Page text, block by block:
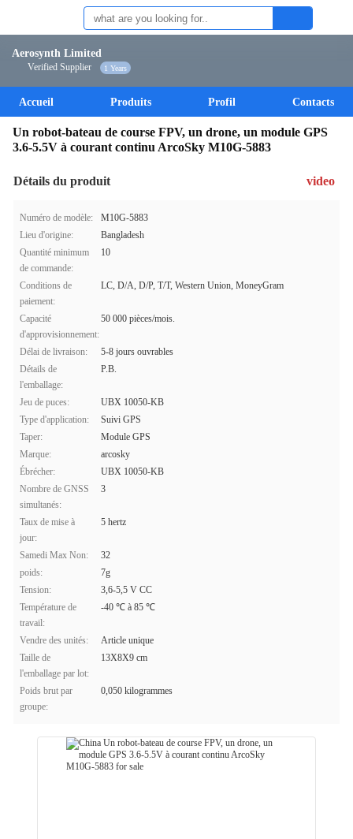
Aerosynth Limited
Verified Supplier 1 Years
Accueil Produits Profil Contacts
Un robot-bateau de course FPV, un drone, un module GPS
3.6-5.5V à courant continu ArcoSky M10G-5883
Détails du produit video
Numéro de modèle:
M10G-5883
Lieu d'origine:
Bangladesh
Quantité minimum
de commande:
10
Conditions de
paiement:
LC, D/A, D/P, T/T, Western Union, MoneyGram
Capacité
d'approvisionnement:
50 000 pièces/mois.
Délai de livraison:
5-8 jours ouvrables
Détails de
l'emballage:
P.B.
Jeu de puces:
UBX 10050-KB
Type d'application:
Suivi GPS
Taper:
Module GPS
Marque:
arcosky
Ébrécher:
UBX 10050-KB
Nombre de GNSS
simultanés:
3
Taux de mise à
jour:
5 hertz
Samedi Max Non:
32
poids:
7g
Tension:
3,6-5,5 V CC
Température de
travail:
-40 ℃ à 85 ℃
Vendre des unités:
Article unique
Taille de
l'emballage par lot:
13X8X9 cm
Poids brut par
groupe:
0,050 kilogrammes